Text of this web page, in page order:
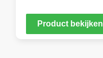
Product bekijken